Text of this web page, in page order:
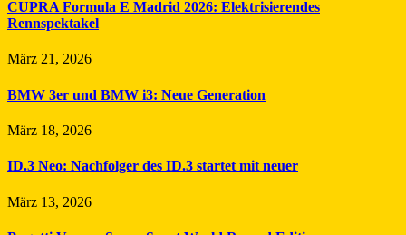
CUPRA Formula E Madrid 2026: Elektrisierendes
Rennspektakel
März 21, 2026
BMW 3er und BMW i3: Neue Generation
März 18, 2026
ID.3 Neo: Nachfolger des ID.3 startet mit neuer
März 13, 2026